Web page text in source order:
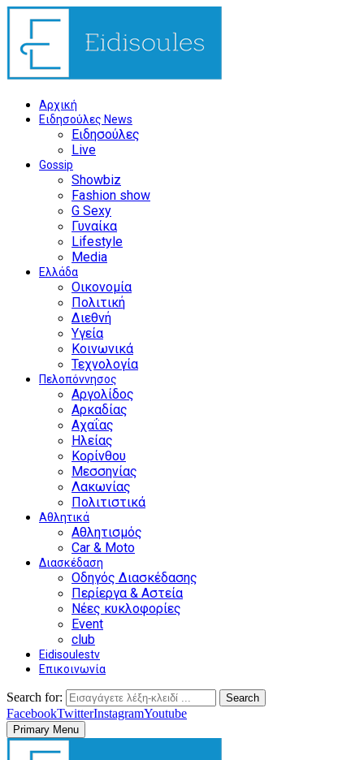
Αρχική
Ειδησούλες News
Ειδησούλες
Live
Gossip
Showbiz
Fashion show
G Sexy
Γυναίκα
Lifestyle
Media
Ελλάδα
Οικονομία
Πολιτική
Διεθνή
Υγεία
Κοινωνικά
Τεχνολογία
Πελοπόννησος
Αργολίδος
Αρκαδίας
Αχαΐας
Ηλείας
Κορίνθου
Μεσσηνίας
Λακωνίας
Πολιτιστικά
Αθλητικά
Αθλητισμός
Car & Moto
Διασκέδαση
Οδηγός Διασκέδασης
Περίεργα & Αστεία
Νέες κυκλοφορίες
Event
club
Eidisoulestv
Επικοινωνία
Search for: Search
FacebookTwitterInstagramYoutube
Primary Menu